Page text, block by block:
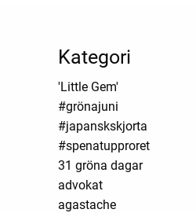
Kategori
'Little Gem'
#grönajuni
#japanskskjorta
#spenatupproret
31 gröna dagar
advokat
agastache